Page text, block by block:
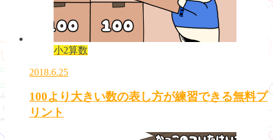
小2算数
2018.6.25
100より大きい数の表し方が練習できる無料プ
リント